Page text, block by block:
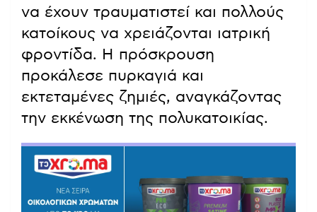
να έχουν τραυματιστεί και πολλούς
κατοίκους να χρειάζονται ιατρική
φροντίδα. Η πρόσκρουση
προκάλεσε πυρκαγιά και
εκτεταμένες ζημιές, αναγκάζοντας
την εκκένωση της πολυκατοικίας.